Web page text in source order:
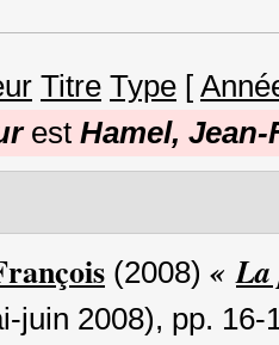
Titre Type [
est Hamel,
(2008) «La
juin 2008), pp. 16-